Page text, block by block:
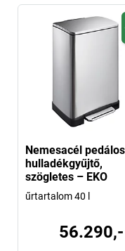
Nemesacél pedálos
hulladékgyűjtő,
szögletes – EKO
űrtartalom 40 l